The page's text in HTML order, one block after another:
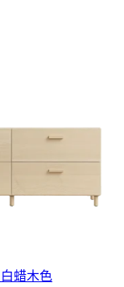
白蜡木色